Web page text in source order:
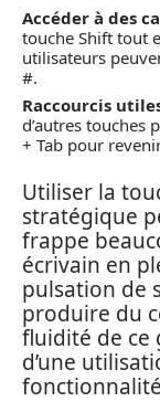
Accéder à des
touche Shift tout
utilisateurs
#.
Raccourcis
d’autres touches
+ Tab pour
Utiliser la
stratégique
frappe
écrivain en
pulsation de
produire du
fluidité de ce
d’une